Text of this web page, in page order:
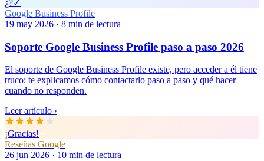
¿?✓
Google Business Profile
19 may 2026 · 8 min de lectura
Soporte Google Business Profile paso a paso 2026
El soporte de Google Business Profile existe, pero acceder a él tiene
truco: te explicamos cómo contactarlo paso a paso y qué hacer
cuando no responden.
Leer artículo ›
¡Gracias!
Reseñas Google
26 jun 2026 · 10 min de lectura